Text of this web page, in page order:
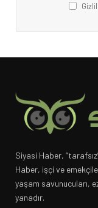
Siyasi Haber,
Haber, işçi ve
yaşam savunucuları,
yanadır.